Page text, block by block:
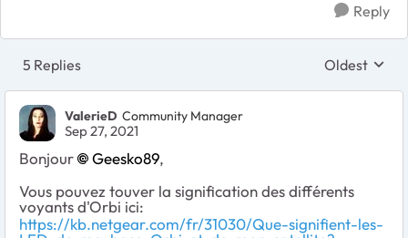
Reply
5 Replies Replies
Oldest
ValerieD Community Manager
Sep 27, 2021
Bonjour Geesko89,
Vous pouvez touver la signification des différents
voyants d'Orbi ici:
https://kb.netgear.com/fr/31030/Que-signifient-les-